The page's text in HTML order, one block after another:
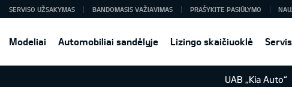
Modeliai Automobiliai sandėlyje Lizingo skaičiuoklė
SERVISO UŽSAKYMAS BANDOMASIS VAŽIAVIMAS PRAŠYKITE PASIŪLYMO
UAB „Kia Auto“